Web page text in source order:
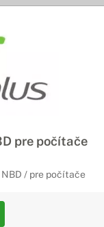
pre počítače
/ pre počítače